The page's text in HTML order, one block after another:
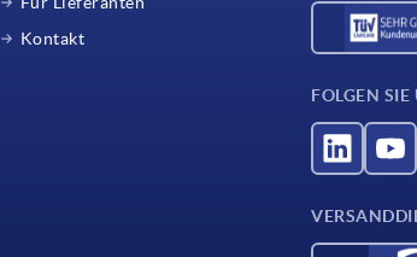
Kontakt
FOLGEN SIE